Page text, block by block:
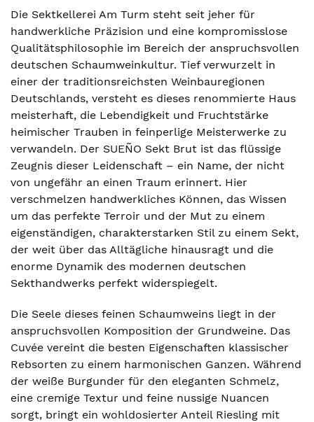
Die Sektkellerei Am Turm steht seit jeher für
handwerkliche Präzision und eine kompromisslose
Qualitätsphilosophie im Bereich der anspruchsvollen
deutschen Schaumweinkultur. Tief verwurzelt in
einer der traditionsreichsten Weinbauregionen
Deutschlands, versteht es dieses renommierte Haus
meisterhaft, die Lebendigkeit und Fruchtstärke
heimischer Trauben in feinperlige Meisterwerke zu
verwandeln. Der SUEÑO Sekt Brut ist das flüssige
Zeugnis dieser Leidenschaft – ein Name, der nicht
von ungefähr an einen Traum erinnert. Hier
verschmelzen handwerkliches Können, das Wissen
um das perfekte Terroir und der Mut zu einem
eigenständigen, charakterstarken Stil zu einem Sekt,
der weit über das Alltägliche hinausragt und die
enorme Dynamik des modernen deutschen
Sekthandwerks perfekt widerspiegelt.
Die Seele dieses feinen Schaumweins liegt in der
anspruchsvollen Komposition der Grundweine. Das
Cuvée vereint die besten Eigenschaften klassischer
Rebsorten zu einem harmonischen Ganzen. Während
der weiße Burgunder für den eleganten Schmelz,
eine cremige Textur und feine nussige Nuancen
sorgt, bringt ein wohldosierter Anteil Riesling mit